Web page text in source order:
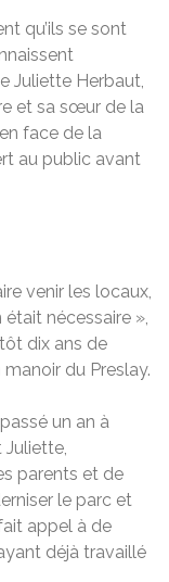
qu’ils se sont
Juliette Herbaut,
et sa sœur de la
face de la
au public avant
venir les locaux,
nécessaire »,
dix ans de
du Preslay.
un an à
Juliette,
parents et de
le parc et
appel à de
déjà travaillé